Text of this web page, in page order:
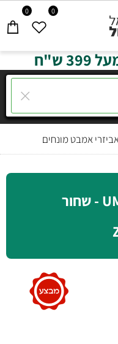
0 0
ש"ח
אמבט מונחים
מתקן למברשת אסלה UME - שחור